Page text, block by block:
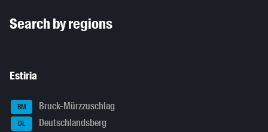
Search by regions
Estiria
BM Bruck-Mürzzuschlag
DL Deutschlandsberg